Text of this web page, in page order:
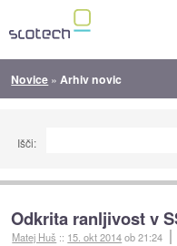
Novice » Arhiv novic
Išči:
Odkrita ranljivost v
Matej Huš :: 15. okt 2014ob 21:24